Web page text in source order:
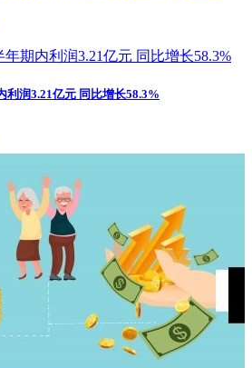
利润3.21亿元 同比增长58.3%